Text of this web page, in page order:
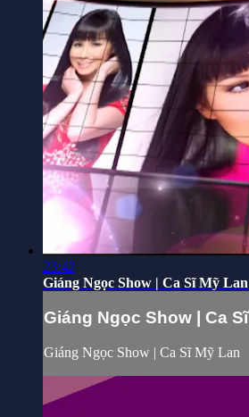
23:42
Giáng Ngọc Show | Ca Sĩ Mỹ Lan
Giáng Ngọc Show | Ca
Giáng Ngọc Show | Ca Sĩ Mỹ Lan